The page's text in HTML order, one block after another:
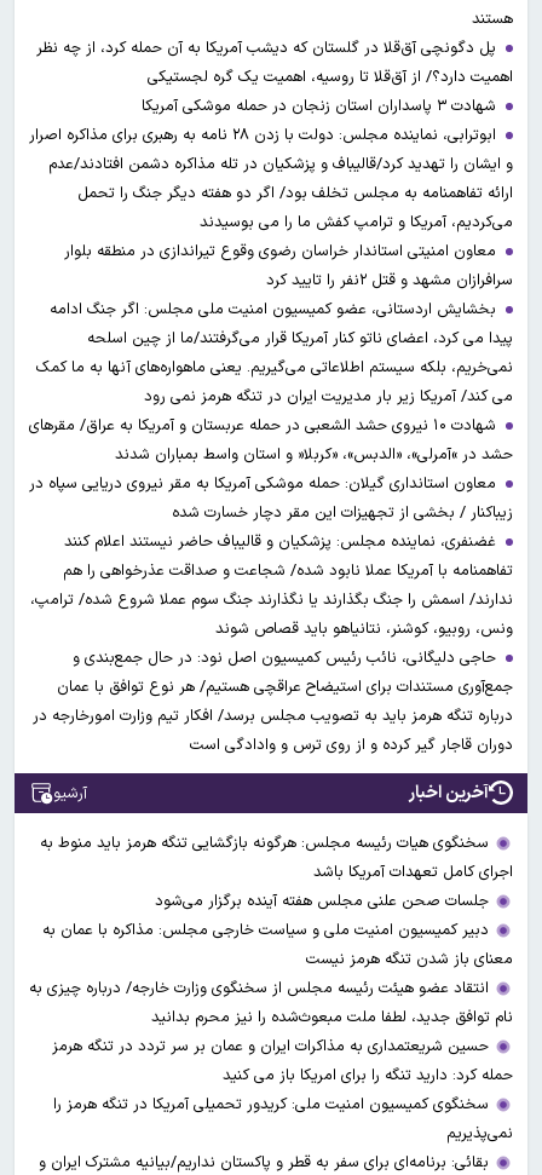
هستند
پل دگونچی آق‌قلا در گلستان که دیشب آمریکا به آن حمله کرد، از چه نظر
اهمیت دارد؟/ از آق‌قلا تا روسیه، اهمیت یک گره لجستیکی
شهادت ۳ ‌پاسداران استان زنجان در حمله موشکی آمریکا
ابوترابی، نماینده مجلس: دولت با زدن ۲۸ نامه به رهبری برای مذاکره اصرار
و ایشان را تهدید کرد/قالیباف و پزشکیان در تله مذاکره دشمن افتادند/عدم
ارائه تفاهمنامه به مجلس تخلف بود/ اگر دو هفته دیگر جنگ را تحمل
می‌کردیم، آمریکا و ترامپ کفش ما را می بوسیدند
معاون امنیتی استاندار خراسان رضوی وقوع تیراندازی در منطقه بلوار
سرافرازان مشهد و قتل ۲نفر را تایید کرد
بخشایش اردستانی، عضو کمیسیون امنیت ملی مجلس: اگر جنگ ادامه
پیدا می کرد، اعضای ناتو کنار آمریکا قرار می‌گرفتند/ما از چین اسلحه
نمی‌خریم، بلکه سیستم اطلاعاتی می‌گیریم. یعنی ماهواره‌های آنها به ما کمک
می کند/ آمریکا زیر بار مدیریت ایران در تنگه هرمز نمی رود
شهادت ۱۰ نیروی حشد الشعبی در حمله عربستان و آمریکا به عراق/ مقرهای
حشد در »آمرلی»، «الدبس»، «کربلا« و استان واسط بمباران شدند
معاون استانداری گیلان: حمله موشکی آمریکا به مقر نیروی دریایی سپاه در
زیباکنار / بخشی از تجهیزات این مقر دچار خسارت شده
غضنفری، نماینده مجلس: پزشکیان و قالیباف حاضر نیستند اعلام کنند
تفاهمنامه با آمریکا عملا نابود شده/ شجاعت و صداقت عذرخواهی را هم
ندارند/ اسمش را جنگ بگذارند یا نگذارند جنگ سوم عملا شروع شده/ ترامپ،
ونس، روبیو، کوشنر، نتانیاهو باید قصاص شوند
حاجی دلیگانی، نائب رئیس کمیسیون اصل نود: در حال جمع‌بندی و
جمع‌آوری مستندات برای استیضاح عراقچی هستیم/ هر نوع توافق با عمان
درباره تنگه هرمز باید به تصویب مجلس برسد/ افکار تیم وزارت امورخارجه در
دوران قاجار گیر کرده و از روی ترس و وادادگی است
آخرین اخبار آرشیو
سخنگوی هیات رئیسه مجلس: هرگونه بازگشایی تنگه هرمز باید منوط به
اجرای کامل تعهدات آمریکا باشد
جلسات صحن علنی مجلس هفته آینده برگزار می‌شود
دبیر کمیسیون امنیت ملی و سیاست خارجی مجلس: مذاکره با عمان به
معنای باز شدن تنگه هرمز نیست
انتقاد عضو هیئت رئیسه مجلس از سخنگوی وزارت خارجه/ درباره چیزی به
نام توافق جدید، لطفا ملت مبعوث‌شده را نیز محرم بدانید
حسین شریعتمداری به مذاکرات ایران و عمان بر سر تردد در تنگه هرمز
حمله کرد: دارید تنگه را برای امریکا باز می کنید
سخنگوی کمیسیون امنیت ملی: کریدور تحمیلی آمریکا در تنگه هرمز را
نمی‌پذیریم
بقائی: برنامه‌ای برای سفر به قطر و پاکستان نداریم/بیانیه مشترک ایران و